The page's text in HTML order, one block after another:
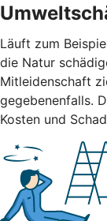
Läuft zum
die Natur
Mitleidenschaft
gegebenenfalls.
Kosten und